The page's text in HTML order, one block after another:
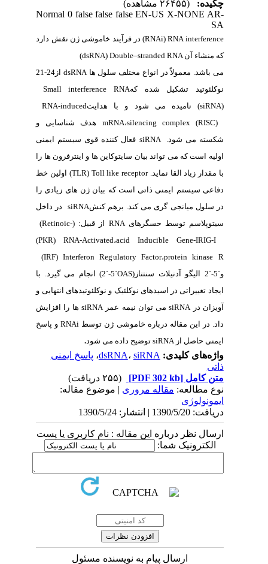
Normal 0 false false false EN-US
(
RNAi) در فرآیند خاموشی ژن نقش دارد
Double–stranded RNA
(
dsRNA
)
معمولاً در انواع مختلف سلول هاdsRNA
از24-21
تشکیل شده کهSmall interference RNA
نامیده می شود و با هدایتRNA-induced
silencing complex،mRNA
هدف شناسایی و
siRNA
فعال کننده قوی سیستم ایمنی
است که می تواند بیان سایتوکاین ها و اینترفرون ها را
زیاد القا نماید. Toll like receptor
(
TLR) اولین خط
سیستم ایمنی ذاتی است که بیان ژن های زیادی را
میانجی گری می کند. برهم کنشsiRNAدر داخل
توسط حسگرهایRNAاز قبیل: ((Retinoic-
acid Inducible Gene-
(PKR) RNA-Activated
protein،(IRF) Interferon Regulatory Factor
الیگو آدنیلات سنتتاز(2`-5`OAS) انجام می گیرد. با
تغییراتی در اسیدهای نوکلئیک و نوکلئوتیدهای انتهایی و
می توان نیمه عمرsiRNA ها را افزایش
در این مقاله درباره خاموشی ژن توسطRNAiو پاسخ
siRNAتوضیح داده می شود.
کلیدی: dsRNA، siRNA ،پاسخ ایمنی
(۲۵۵ دریافت)
مقاله مروری| موضوع مقاله:
نظر درباره این مقاله : نام کاربری یا پست
شما:
ارسال پیام به نویسنده مسئول